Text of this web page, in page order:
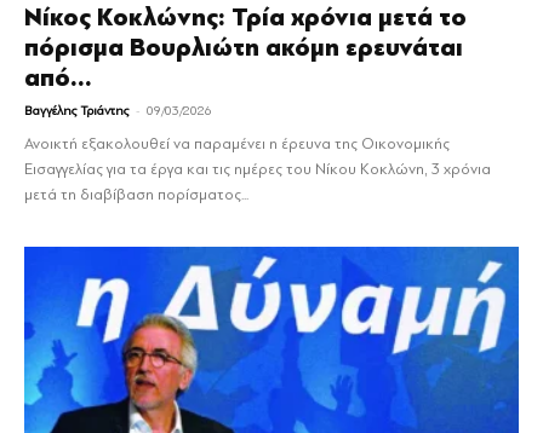
Νίκος Κοκλώνης: Τρία χρόνια μετά το
πόρισμα Βουρλιώτη ακόμη ερευνάται
από...
Βαγγέλης Τριάντης - 09/03/2026
Ανοικτή εξακολουθεί να παραμένει η έρευνα της Οικονομικής
Εισαγγελίας για τα έργα και τις ημέρες του Νίκου Κοκλώνη, 3 χρόνια
μετά τη διαβίβαση πορίσματος...